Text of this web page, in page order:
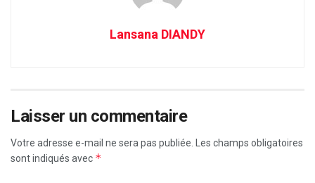
Lansana DIANDY
Laisser un commentaire
Votre adresse e-mail ne sera pas publiée.
Les champs obligatoires
sont indiqués avec *